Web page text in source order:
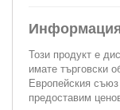
Този продукт е
имате търговски
Европейския
предоставим